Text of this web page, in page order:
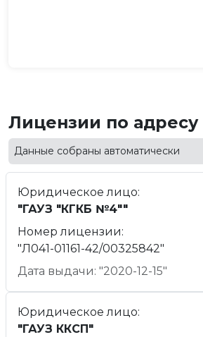
Лицензии по адресу
Данные собраны автоматически
Юридическое лицо:
"ГАУЗ "КГКБ №4""
Номер лицензии:
"Л041-01161-42/00325842"
Дата выдачи: "2020-12-15"
Юридическое лицо:
"ГАУЗ ККСП"